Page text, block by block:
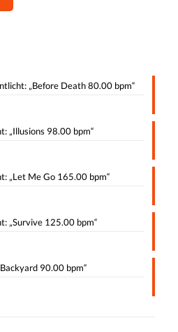
„Before Death 80.00 bpm“
„Illusions 98.00 bpm“
„Let Me Go 165.00 bpm“
„Survive 125.00 bpm“
90.00 bpm“